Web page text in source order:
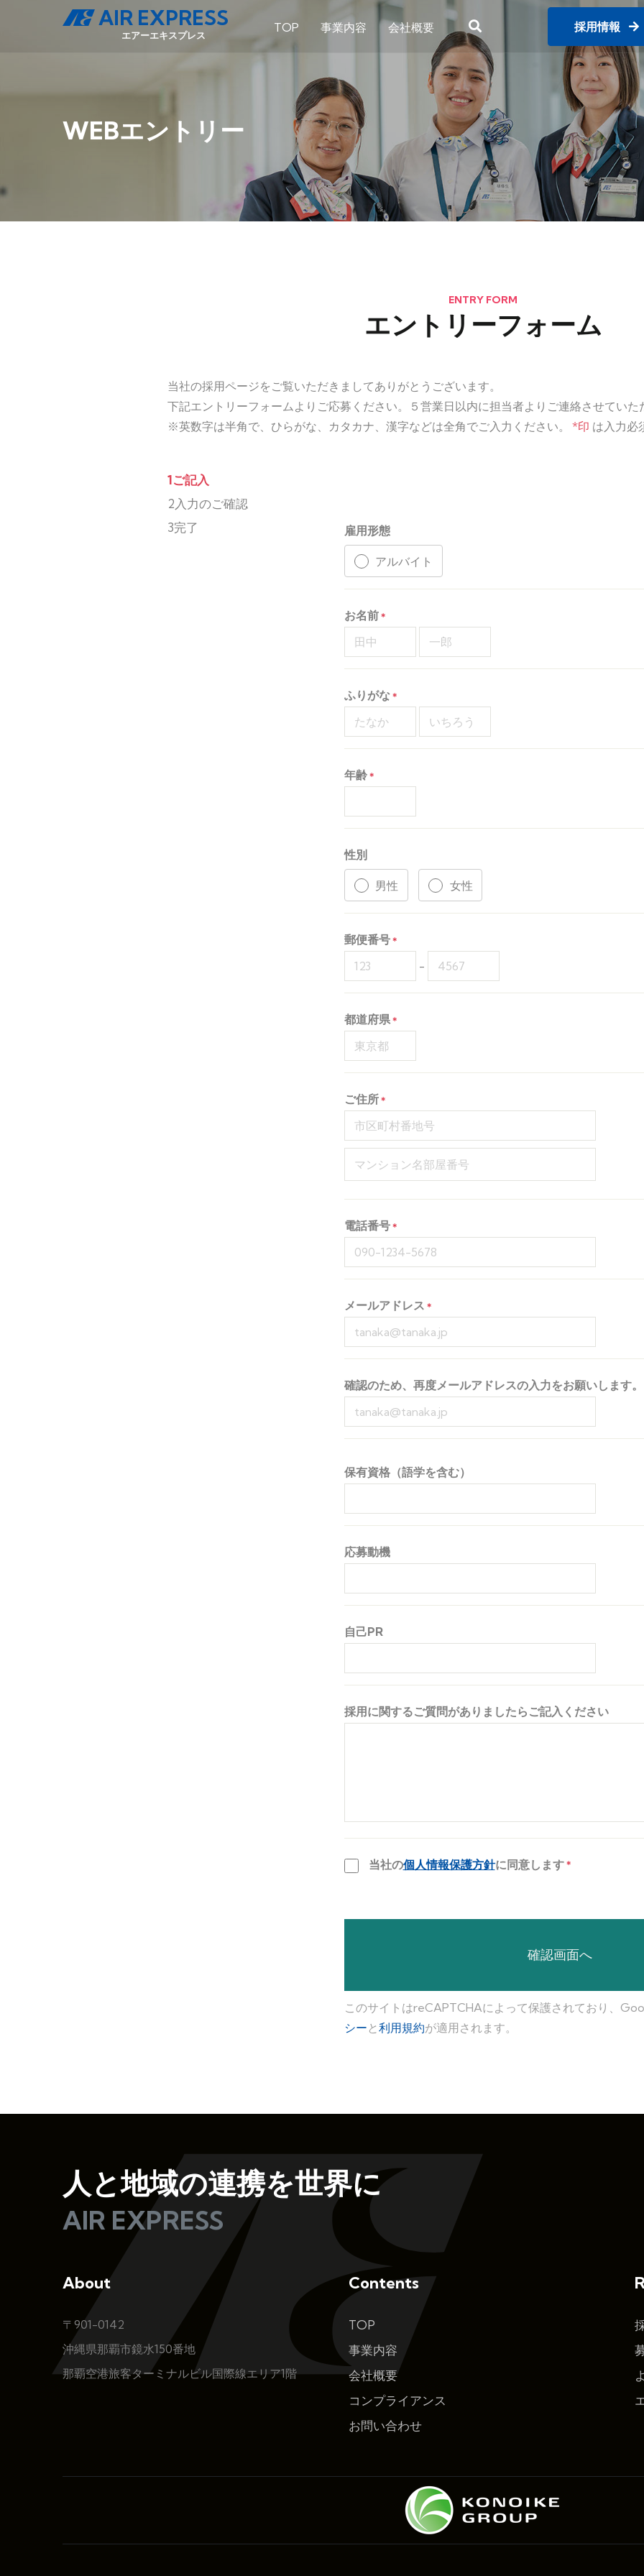
AIR EXPRESS
エアーエキスプレス
TOP 事業内容 会社概要 採用情報
WEBエントリー
ENTRY FORM
エントリーフォーム
当社の採用ページをご覧いただきましてありがとうございます。
下記エントリーフォームよりご応募ください。５営業日以内に担当者よりご連絡させていた
※英数字は半角で、ひらがな、カタカナ、漢字などは全角でご入力ください。
*印 は入力必
1ご記入
2 入力のご確認
3完了 雇用形態
アルバイト
お名前
ふりがな
年齢
性別
男性 女性
郵便番号
-
都道府県
ご住所
電話番号
メールアドレス
確認のため、再度メールアドレスの入力をお願いします。
保有資格（語学を含む）
応募動機
自己PR
採用に関するご質問がありましたらご記入ください
当社の個人情報保護方針に同意します
このサイトはreCAPTCHAによって保護されており、
シー と 利用規約が適用されます。
人と地域の連携を世界に
AIR EXPRESS
About
〒901-0142
沖縄県那覇市鏡水150番地
那覇空港旅客ターミナルビル国際線エリア1階
Contents
TOP
事業内容
会社概要
コンプライアンス
お問い合わせ